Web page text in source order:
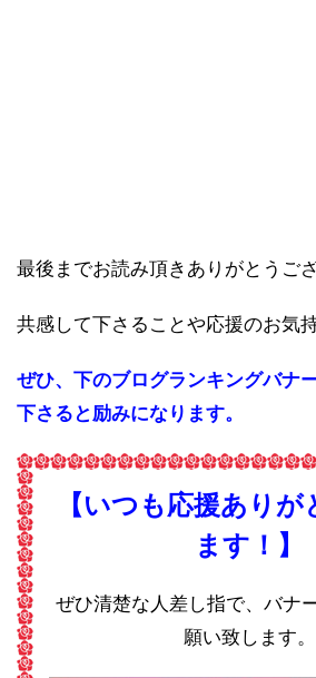
最後までお読み頂きありがとうござ
共感して下さることや応援のお気
ぜひ、下のブログランキングバナ
下さると励みになります。
【いつも応援あり
ます！】
ぜひ清楚な人差し指で、バナ
願い致します。